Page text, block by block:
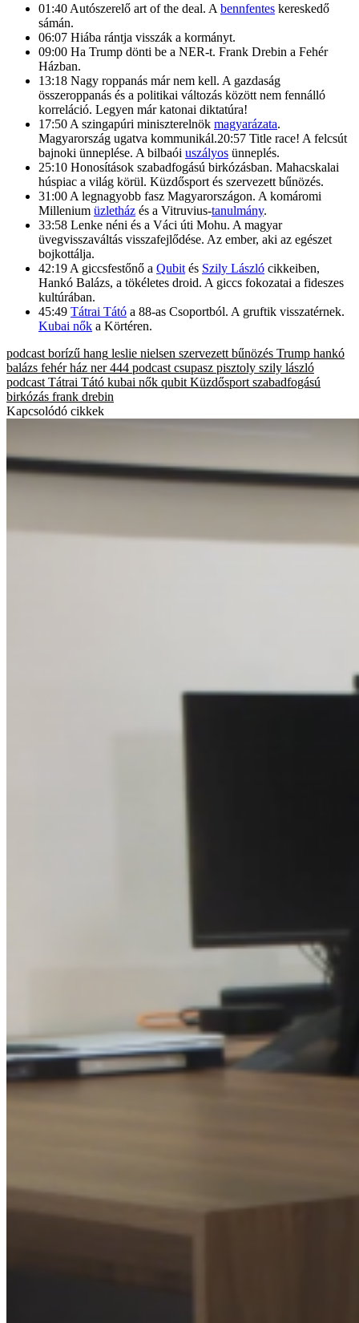
01:40 Autószerelő art of the deal. A bennfentes kereskedő
sámán.
06:07 Hiába rántja visszák a kormányt.
09:00 Ha Trump dönti be a NER-t. Frank Drebin a Fehér
Házban.
13:18 Nagy roppanás már nem kell. A gazdaság
összeroppanás és a politikai változás között nem fennálló
korreláció. Legyen már katonai diktatúra!
17:50 A szingapúri miniszterelnök magyarázata.
Magyarország ugatva kommunikál.20:57 Title race! A felcsút
bajnoki ünneplése. A bilbaói uszályos ünneplés.
25:10 Honosítások szabadfogású birkózásban. Mahacskalai
húspiac a világ körül. Küzdősport és szervezett bűnözés.
31:00 A legnagyobb fasz Magyarországon. A komáromi
Millenium üzletház és a Vitruvius-tanulmány.
33:58 Lenke néni és a Váci úti Mohu. A magyar
üvegvisszaváltás visszafejlődése. Az ember, aki az egészet
bojkottálja.
42:19 A giccsfestőnő a Qubit és Szily László cikkeiben,
Hankó Balázs, a tökéletes droid. A giccs fokozatai a fideszes
kultúrában.
45:49 Tátrai Tátó a 88-as Csoportból. A gruftik visszatérnek.
Kubai nők a Körtéren.
podcast borízű hang leslie nielsen szervezett bűnözés Trump hankó
balázs fehér ház ner 444 podcast csupasz pisztoly szily lászló
podcast Tátrai Tátó kubai nők qubit Küzdősport szabadfogású
birkózás frank drebin
Kapcsolódó cikkek